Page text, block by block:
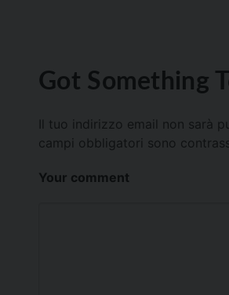
Got Something
Il tuo indirizzo email non sarà
campi obbligatori sono
Your comment